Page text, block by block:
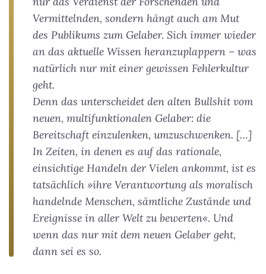
Vermittelnden, sondern hängt auch am Mut
des Publikums zum Gelaber. Sich immer wieder
an das aktuelle Wissen heranzuplappern – was
natürlich nur mit einer gewissen Fehlerkultur
geht.
Denn das unterscheidet den alten Bullshit vom
neuen, multifunktionalen Gelaber: die
Bereitschaft einzulenken, umzuschwenken. […]
In Zeiten, in denen es auf das rationale,
einsichtige Handeln der Vielen ankommt, ist es
tatsächlich »ihre Verantwortung als moralisch
handelnde Menschen, sämtliche Zustände und
Ereignisse in aller Welt zu bewerten«. Und
wenn das nur mit dem neuen Gelaber geht,
dann sei es so.